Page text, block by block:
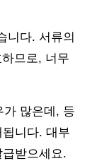
니다. 서류의
므로, 너무
가 많은데, 등
니다. 대부
받으세요.